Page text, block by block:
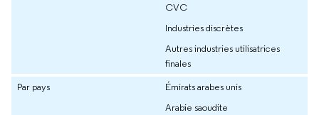
CVC
Industries discrètes
Autres industries utilisatrices
finales
Par pays
Émirats arabes unis
Arabie saoudite